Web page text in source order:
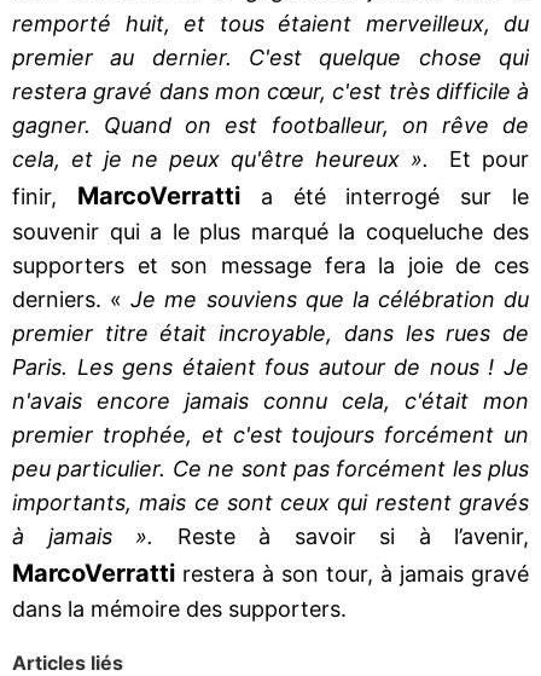
remporté huit, et tous étaient merveilleux, du
premier au dernier. C'est quelque chose qui
restera gravé dans mon cœur, c'est très difficile à
gagner. Quand on est footballeur, on rêve de
cela, et je ne peux qu'être heureux ».
Et pour
finir, MarcoVerrattia été interrogé sur le
souvenir qui a le plus marqué la coqueluche des
supporters et son message fera la joie de ces
derniers. « Je me souviens que la célébration du
premier titre était incroyable, dans les rues de
Paris. Les gens étaient fous autour de nous ! Je
n'avais encore jamais connu cela, c'était mon
premier trophée, et c'est toujours forcément un
peu particulier. Ce ne sont pas forcément les plus
importants, mais ce sont ceux qui restent gravés
à jamais ». Reste à savoir si à l’avenir,
MarcoVerratti restera à son tour, à jamais gravé
dans la mémoire des supporters.
Articles liés